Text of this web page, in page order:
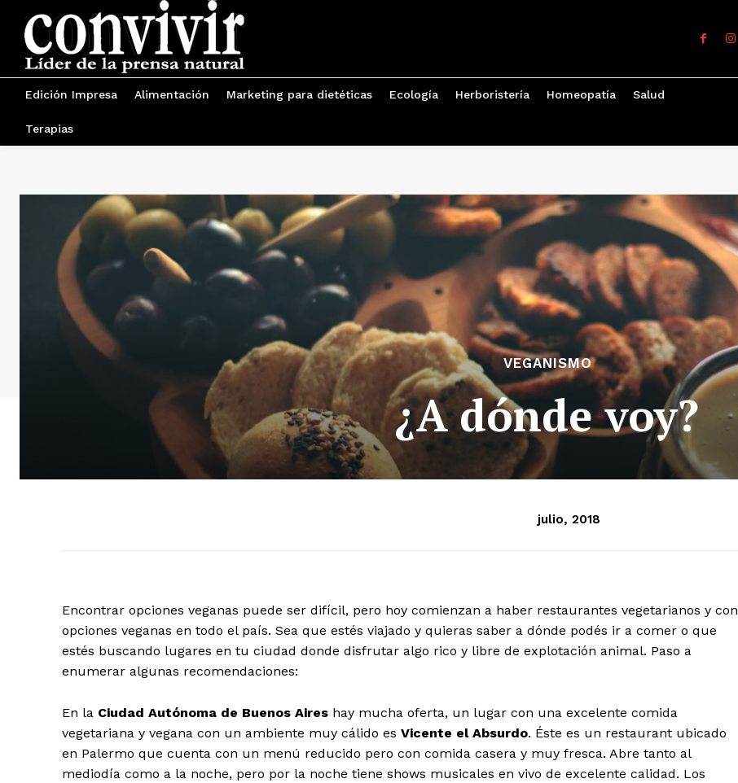
Edición Impresa Alimentación Marketing para dietéticas Ecología Herboristería Homeopatía Salud
Terapias
VEGANISMO
¿A dónde voy?
julio, 2018
Encontrar opciones veganas puede ser difícil, pero hoy comienzan a haber restaurantes vegetarianos y con
opciones veganas en todo el país. Sea que estés viajado y quieras saber a dónde podés ir a comer o que
estés buscando lugares en tu ciudad donde disfrutar algo rico y libre de explotación animal. Paso a
enumerar algunas recomendaciones:
En la Ciudad Autónoma de Buenos Aires hay mucha oferta, un lugar con una excelente comida
vegetariana y vegana con un ambiente muy cálido es Vicente el Absurdo. Éste es un restaurant ubicado
en Palermo que cuenta con un menú reducido pero con comida casera y muy fresca. Abre tanto al
mediodía como a la noche, pero por la noche tiene shows musicales en vivo de excelente calidad. Los